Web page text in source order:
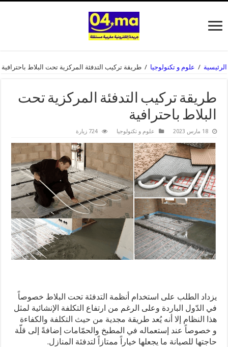
الرئيسية / علوم و تكنولوجيا / طريقة تركيب التدفئة المركزية تحت البلاط باحترافية
طريقة تركيب التدفئة المركزية تحت
البلاط باحترافية
18 مارس 2023 علوم و تكنولوجيا 724 زيارة
يزداد الطلب على استخدام أنظمة التدفئة تحت البلاط خصوصاً
في الدّول الباردة وعلى الرغم من ارتفاع التكلفة الإنشائية لمثل
هذا النظام إلا أنه يُعد طريقة مجدية من حيث التكلفة والكفاءة
و خصوصاً عند إستعماله في المطبخ والحمّامات إضافةً إلى قلّة
حاجتها للصيانة ما يجعلها خياراً ممتازاً لتدفئة المنازل.